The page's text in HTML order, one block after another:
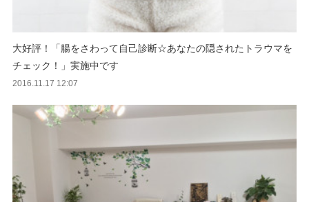
大好評！「腸をさわって自己診断☆あなたの隠されたトラウマを
チェック！」実施中です
2016.11.17 12:07